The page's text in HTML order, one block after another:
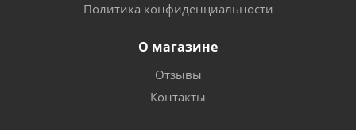
Политика конфиденциальности
О магазине
Отзывы
Контакты